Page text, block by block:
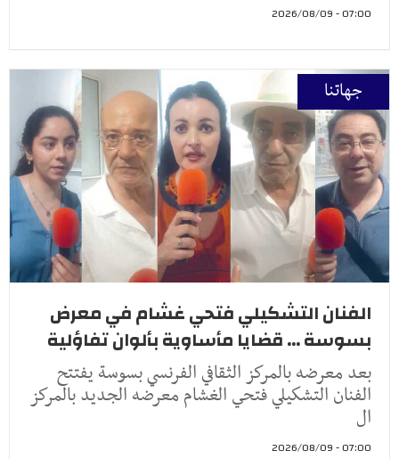
07:00 - 2026/08/09
جهاتنا
الفنان التشكيلي فتحي غشام في معرض
بسوسة ... قضايا مأساوية بألوان تفاؤلية
بعد معرضه بالمركز الثقافي الفرنسي بسوسة يفتتح
الفنان التشكيلي فتحي الغشام معرضه الجديد بالمركز
ال
07:00 - 2026/08/09